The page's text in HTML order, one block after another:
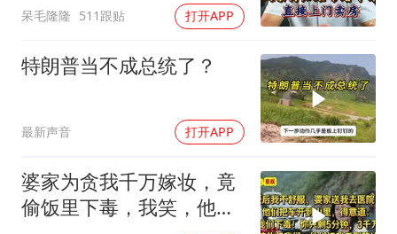
呆毛隆隆 511跟贴 打开APP
特朗普当不成总统了？
最新声音 打开APP
婆家为贪我千万嫁妆，竟
偷饭里下毒，我笑，他们